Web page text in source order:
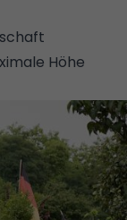
Höhe